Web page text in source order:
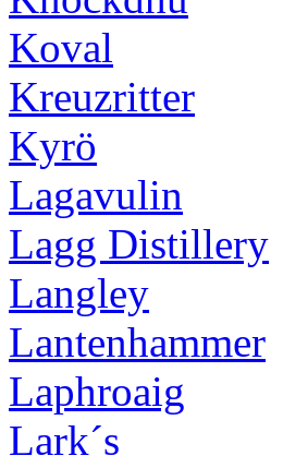
Koval
Kreuzritter
Kyrö
Lagavulin
Lagg Distillery
Langley
Lantenhammer
Laphroaig
Lark´s